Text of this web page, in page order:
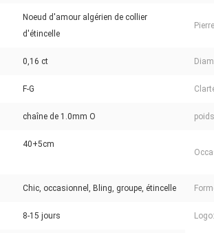
Noeud d'amour algérien de collier
d'étincelle
0,16 ct
F-G
chaîne de 1.0mm O
40+5cm
Chic, occasionnel, Bling, groupe, étincelle
8-15 jours Logo: